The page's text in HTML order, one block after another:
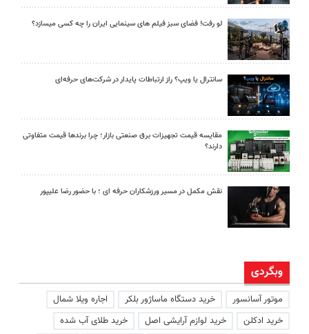
لو رفت! فضای سبز فیلم های سینمایی ایران را چه کسی میسازد؟
سانترال یا ویپ؟ راز ارتباطات پایدار در شرکت‌های حرفه‌ای
مقایسه قیمت تجهیزات برق صنعتی بازار؛ چرا برندها قیمت متفاوتی
دارند؟
نقش مکمل در مسیر ورزشکاران حرفه ای ؛ با حضور رضا علیپور
وبگردی
موتور آسانسور خرید دستگاه ماساژور بلکر
اجاره ویلا شمال
خرید ادکلن
خرید لوازم آرایشی اصل
خرید طلای آب شده